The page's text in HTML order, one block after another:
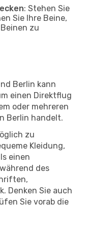
: Stehen Sie
Sie Ihre Beine,
zu
Berlin kann
einen Direktflug
oder mehreren
Berlin handelt.
zu
Kleidung,
einen
des
Denken Sie auch
Sie vorab die